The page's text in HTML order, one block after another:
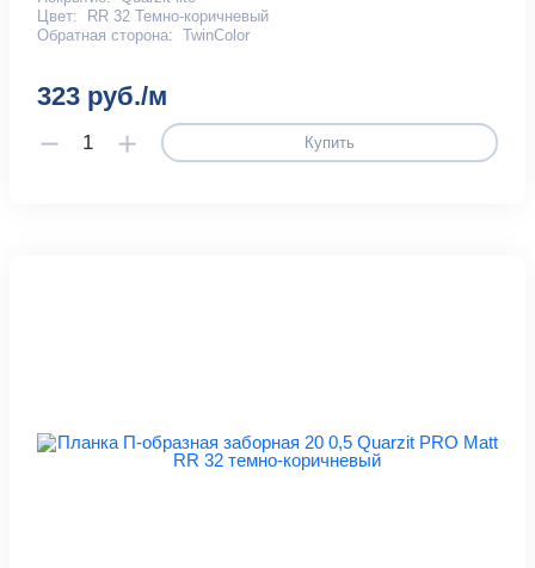
Цвет:
RR 32 Темно-коричневый
Обратная сторона: TwinColor
323 руб./м
Купить